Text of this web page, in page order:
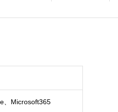
、Microsoft365